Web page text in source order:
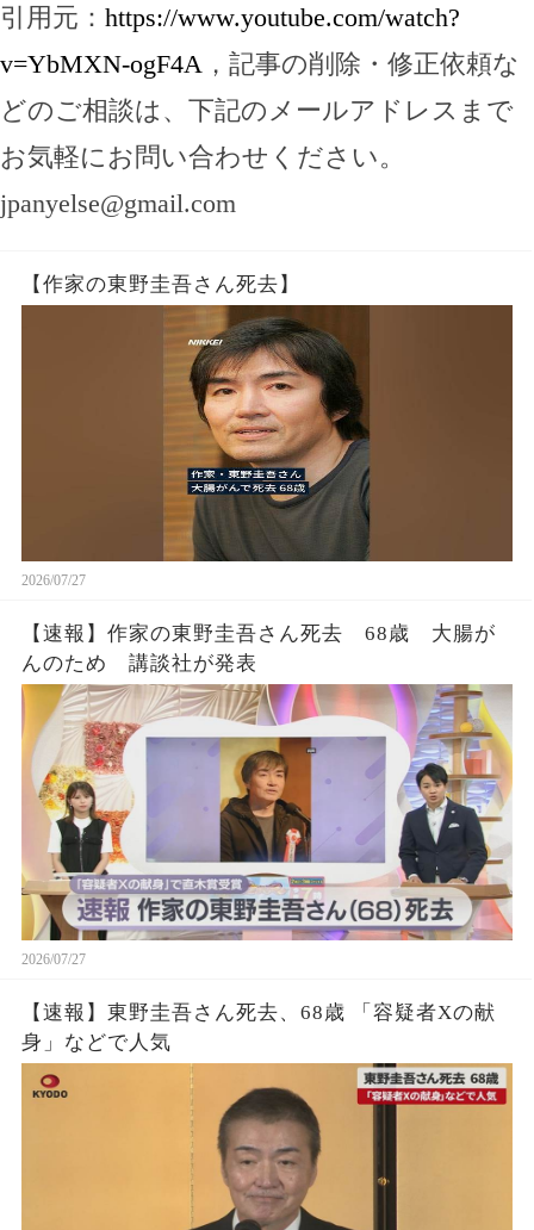
引用元： https://www.youtube.com/watch?
v=YbMXN-ogF4A ，記事の削除・修正依頼な
どのご相談は、下記のメールアドレスまで
お気軽にお問い合わせください。
jpanyelse@gmail.com
【作家の東野圭吾さん死去】
2026/07/27
【速報】作家の東野圭吾さん死去 68歳 大腸が
んのため 講談社が発表
2026/07/27
【速報】東野圭吾さん死去、68歳 「容疑者Xの献
身」などで人気